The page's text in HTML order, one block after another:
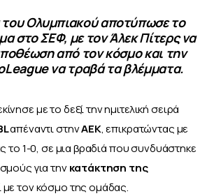
Ολυμπιακού αποτύπωσε το
στο ΣΕΦ, με τον Άλεκ Πίτερς να
από τον κόσμο και την
να τραβά τα βλέμματα.
με το δεξί την ημιτελική σειρά
απέναντι στην ΑΕΚ, επικρατώντας με
το 1-0, σε μια βραδιά που συνδυάστηκε
για την κατάκτηση της
με τον κόσμο της ομάδας.